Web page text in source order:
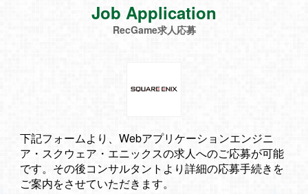
Job Application
RecGame求人応募
下記フォームより、Webアプリケーションエンジニ
ア・スクウェア・エニックスの求人へのご応募が可能
です。その後コンサルタントより詳細の応募手続きを
ご案内をさせていただきます。